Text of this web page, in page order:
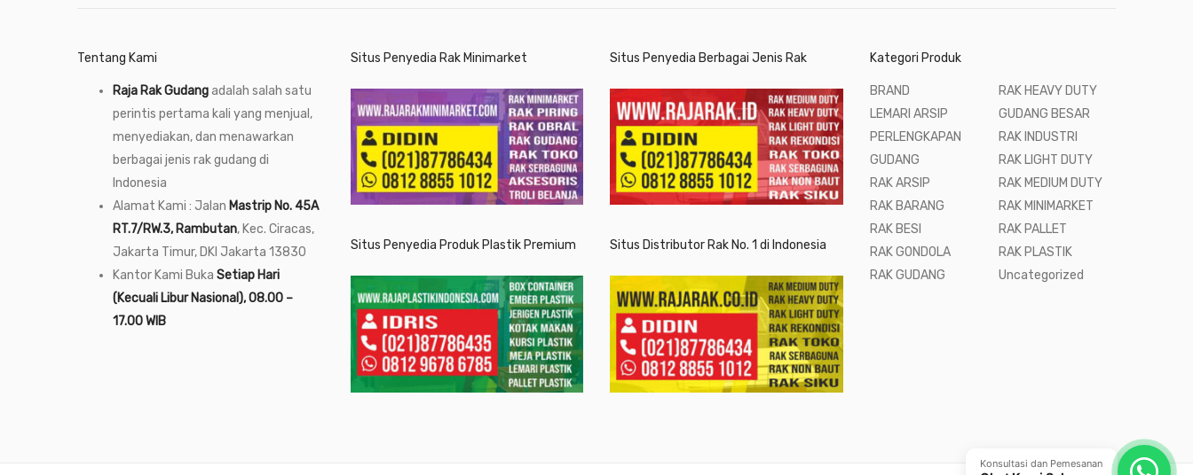
Tentang Kami
Raja Rak Gudangadalah salah satu
perintis pertama kali yang menjual,
menyediakan, dan menawarkan
berbagai jenis rak gudang di
Indonesia
Alamat Kami : Jalan Mastrip No. 45A
RT.7/RW.3, Rambutan, Kec. Ciracas,
Jakarta Timur, DKI Jakarta 13830
Kantor Kami Buka Setiap Hari
(Kecuali Libur Nasional), 08.00 –
17.00 WIB
Situs Penyedia Rak Minimarket
Situs Penyedia Produk Plastik Premium
Situs Penyedia Berbagai Jenis Rak
Situs Distributor Rak No. 1 di Indonesia
Kategori Produk
BRAND
LEMARI ARSIP
PERLENGKAPAN
GUDANG
RAK ARSIP
RAK BARANG
RAK BESI
RAK GONDOLA
RAK GUDANG
RAK HEAVY DUTY
GUDANG BESAR
RAK INDUSTRI
RAK LIGHT DUTY
RAK MEDIUM DUTY
RAK MINIMARKET
RAK PALLET
RAK PLASTIK
Uncategorized
Konsultasi dan Pemesanan